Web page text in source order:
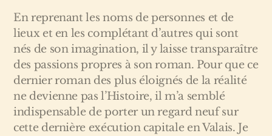
En reprenant les noms de personnes et de
lieux et en les complétant d’autres qui sont
nés de son imagination, il y laisse transparaître
des passions propres à son roman. Pour que ce
dernier roman des plus éloignés de la réalité
ne devienne pas l’Histoire, il m’a semblé
indispensable de porter un regard neuf sur
cette dernière exécution capitale en Valais. Je